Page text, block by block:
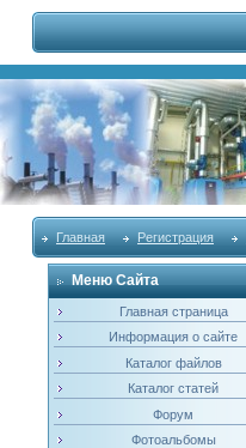
Главная Регистрация
Меню Сайта
Главная страница
Информация о сайте
Каталог файлов
Каталог статей
Форум
Фотоальбомы